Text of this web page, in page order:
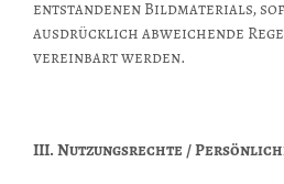
entstandenen Bildmaterials,
ausdrücklich abweichende
vereinbart werden.
III. Nutzungsrechte /